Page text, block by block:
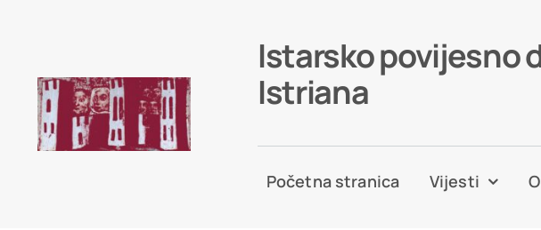
Istarsko povijesno
Istriana
Početna stranica Vijesti